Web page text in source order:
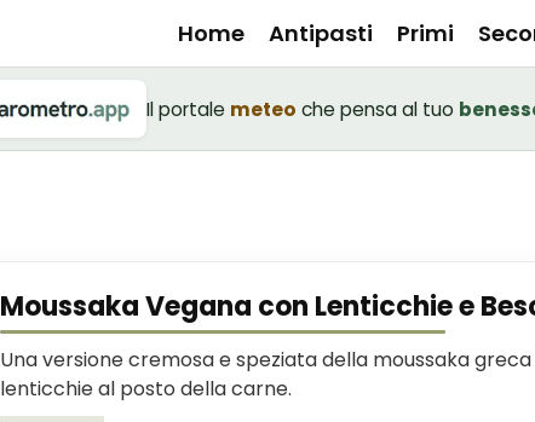
Home Antipasti Primi
Il portale meteo che pensa al tuo
Moussaka Vegana con Lenticchie e
Una versione cremosa e speziata della moussaka
lenticchie al posto della carne.